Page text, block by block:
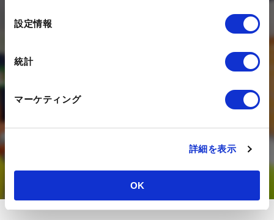
設定情報
統計
マーケティング
詳細を表示
OK
DXの推進にあたってのお悩みを、